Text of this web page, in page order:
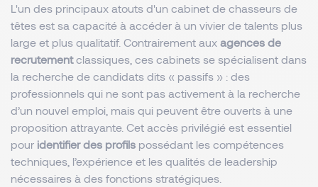
L'un des principaux atouts d'un cabinet de chasseurs de
têtes est sa capacité à accéder à un vivier de talents plus
large et plus qualitatif. Contrairement aux agences de
recrutementclassiques, ces cabinets se spécialisent dans
la recherche de candidats dits « passifs » : des
professionnels qui ne sont pas activement à la recherche
d’un nouvel emploi, mais qui peuvent être ouverts à une
proposition attrayante. Cet accès privilégié est essentiel
pour identifier des profils possédant les compétences
techniques, l’expérience et les qualités de leadership
nécessaires à des fonctions stratégiques.